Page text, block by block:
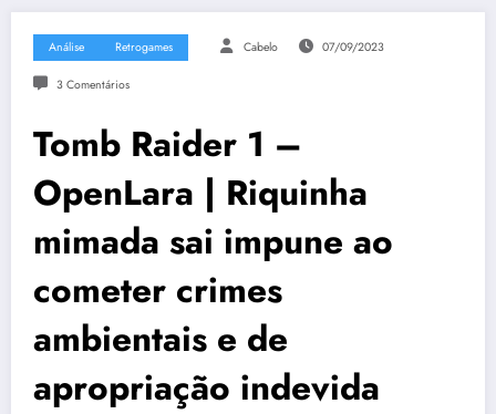
Análise Retrogames Cabelo 07/09/2023
3 Comentários
Tomb Raider 1 –
OpenLara | Riquinha
mimada sai impune ao
cometer crimes
ambientais e de
apropriação indevida